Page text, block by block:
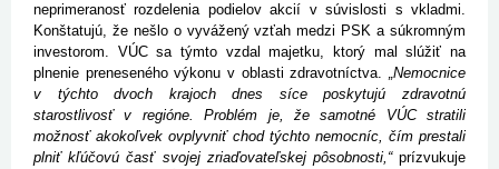
neprimeranosť rozdelenia podielov akcií v súvislosti s vkladmi.
Konštatujú, že nešlo o vyvážený vzťah medzi PSK a súkromným
investorom. VÚC sa týmto vzdal majetku, ktorý mal slúžiť na
plnenie preneseného výkonu v oblasti zdravotníctva. „Nemocnice
v týchto dvoch krajoch dnes síce poskytujú zdravotnú
starostlivosť v regióne. Problém je, že samotné VÚC stratili
možnosť akokoľvek ovplyvniť chod týchto nemocníc, čím prestali
plniť kľúčovú časť svojej zriaďovateľskej pôsobnosti,“prízvukuje